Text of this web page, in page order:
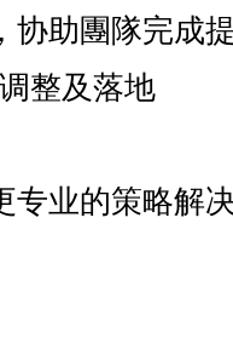
协助團隊完成
整及落地
专业的策略解